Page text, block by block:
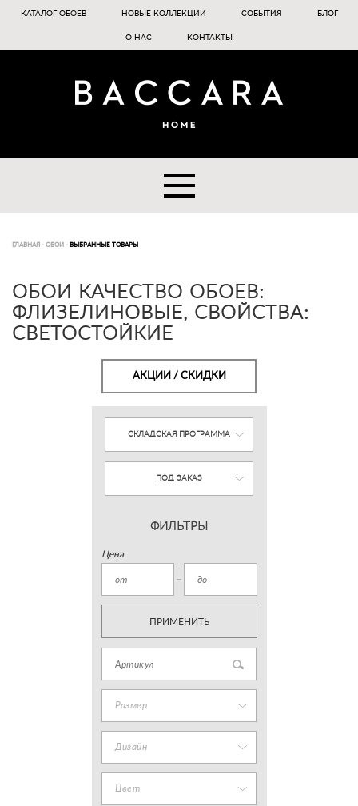
КАТАЛОГ ОБОЕВ НОВЫЕ КОЛЛЕКЦИИ СОБЫТИЯ БЛОГ
О НАС КОНТАКТЫ
ГЛАВНАЯ - ОБОИ - ВЫБРАННЫЕ ТОВАРЫ
ОБОИ КАЧЕСТВО ОБОЕВ:
ФЛИЗЕЛИНОВЫЕ, СВОЙСТВА:
СВЕТОСТОЙКИЕ
АКЦИИ / СКИДКИ
СКЛАДСКАЯ ПРОГРАММА
ПОД ЗАКАЗ
ФИЛЬТРЫ
Цена
ПРИМЕНИТЬ
Размер
Дизайн
Цвет